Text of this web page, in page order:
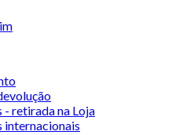
- retirada na Loja
internacionais